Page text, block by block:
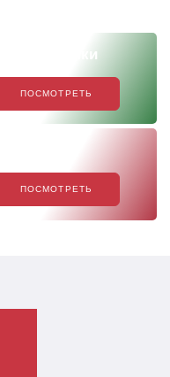
Наши новинки
ПОСМОТРЕТЬ
ПОСМОТРЕТЬ